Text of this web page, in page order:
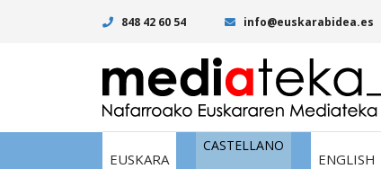
848 42 60 54 info@euskarabidea.es
EUSKARA
CASTELLANO
ENGLISH